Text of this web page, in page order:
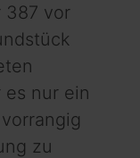
387 vor
nur ein
zu